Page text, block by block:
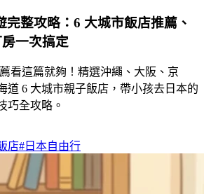
完整攻略：6 大城市飯店推薦、
一次搞定
看這篇就夠！精選沖繩、大阪、京
道 6 大城市親子飯店，帶小孩去日本的
巧全攻略。
店# 日本自由行